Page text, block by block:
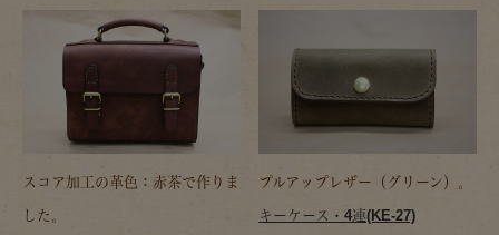
スコア加工の革色：赤茶で作りま
した。
プルアップレザー（グリーン）。
キーケース・4連(KE-27)